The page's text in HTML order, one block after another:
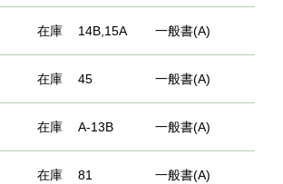
在庫 14B,15A 一般書(A)
在庫 45 一般書(A)
在庫 A-13B 一般書(A)
在庫 81 一般書(A)